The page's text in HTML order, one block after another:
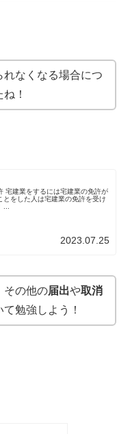
なくなる場合につ
！
宅建業をするには宅建業の免許が
とをした人は宅建業の免許を受け
2023.07.25
その他の届出や取消
勉強しよう！